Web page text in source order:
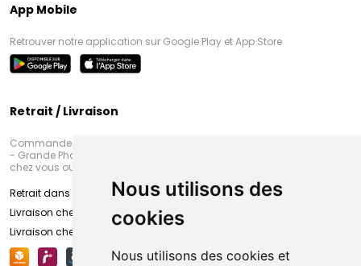
Nous utilisons des
cookies
Nous utilisons des cookies et
App Mobile
Retrouver notre application sur Google Play et App Store
Retrait / Livraison
Commandez en ligne et venez chercher votre commande à Amiens
- Grande Pharmacie d’Amiens (Fachon) ou recevez-là rapidement
chez vous ou en point retrait
Retrait dans la pharmacie d’Amiens
Livraison chez vous
Livraison chez votre commerçant